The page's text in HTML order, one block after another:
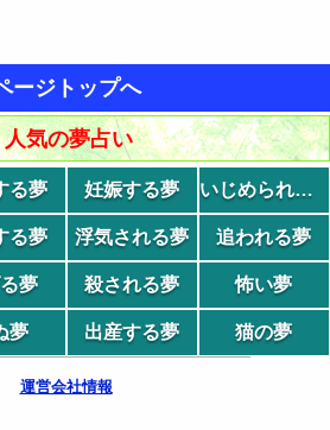
ージトップへ
人気の夢占い
る夢 妊娠する夢 いじめられる夢
る夢 浮気される夢 追われる夢
夢 殺される夢 怖い夢
夢 出産する夢 猫の夢
運営会社情報